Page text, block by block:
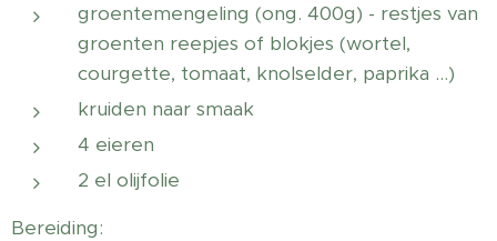
groentemengeling (ong. 400g) - restjes van
groenten reepjes of blokjes (wortel,
courgette, tomaat, knolselder, paprika ...)
kruiden naar smaak
4 eieren
2 el olijfolie
Bereiding: